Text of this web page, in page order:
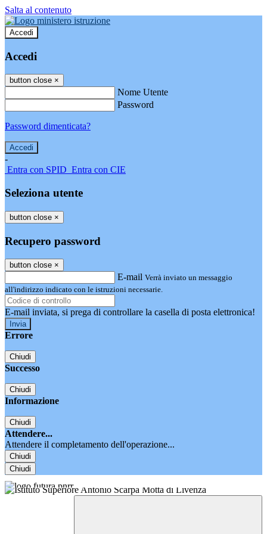
Salta al contenuto
Accedi
Accedi
button close ×
Nome Utente
Password
Password dimenticata?
-
Entra con SPID Entra con CIE
Seleziona utente
button close ×
Recupero password
button close ×
E-mail Verrà inviato un messaggio
all'indirizzo indicato con le istruzioni necessarie.
E-mail inviata, si prega di controllare la casella di posta elettronica!
Errore
Chiudi
Successo
Chiudi
Informazione
Chiudi
Attendere...
Attendere il completamento dell'operazione...
Chiudi
Chiudi